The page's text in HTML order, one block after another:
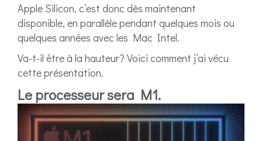
Apple Silicon, c’est donc dès maintenant
disponible, en parallèle pendant quelques mois ou
quelques années avec les Mac Intel.
Va-t-il être à la hauteur? Voici comment j’ai vécu
cette présentation.
Le processeur sera M1.